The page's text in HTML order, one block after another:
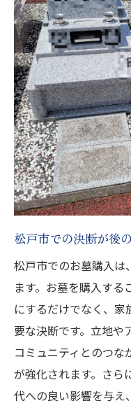
松戸市での決断が後
松戸市でのお墓購入は
ます。お墓を購入す
にするだけでなく、
要な決断です。立地や
コミュニティとのつな
が強化されます。さら
代への良い影響を与え